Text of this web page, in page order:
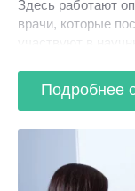
Здесь работают
врачи, которые
В клинике
необходимый
поможет выявить
подберет
Подробнее